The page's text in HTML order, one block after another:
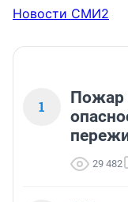
Новости СМИ2
1
Пожар
29 482